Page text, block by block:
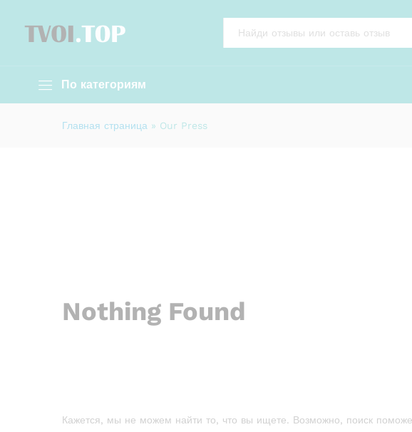
По категориям
Главная страница » Our Press
Nothing Found
Кажется, мы не можем найти то, что вы ищете. Возможно, поиск